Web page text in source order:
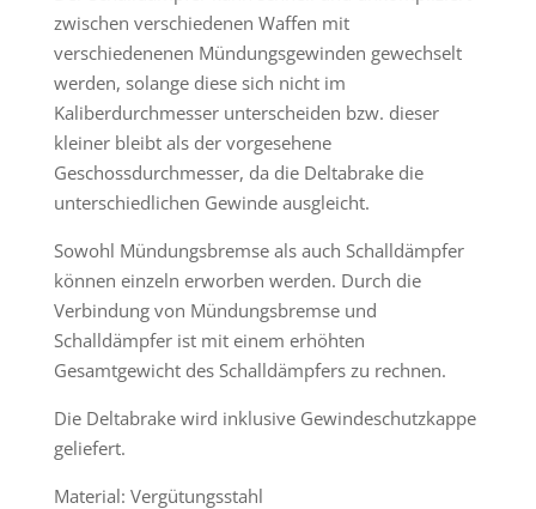
zwischen verschiedenen Waffen mit
verschiedenenen Mündungsgewinden gewechselt
werden, solange diese sich nicht im
Kaliberdurchmesser unterscheiden bzw. dieser
kleiner bleibt als der vorgesehene
Geschossdurchmesser, da die Deltabrake die
unterschiedlichen Gewinde ausgleicht.
Sowohl Mündungsbremse als auch Schalldämpfer
können einzeln erworben werden. Durch die
Verbindung von Mündungsbremse und
Schalldämpfer ist mit einem erhöhten
Gesamtgewicht des Schalldämpfers zu rechnen.
Die Deltabrake wird inklusive Gewindeschutzkappe
geliefert.
Material: Vergütungsstahl